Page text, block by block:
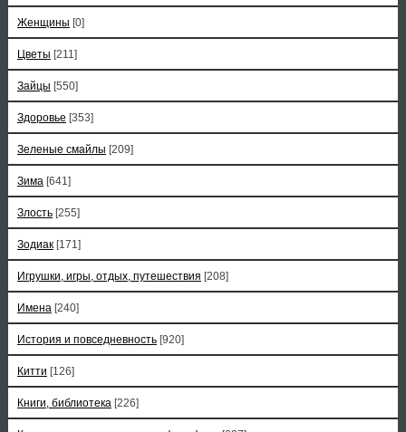
Женщины [0]
Цветы [211]
Зайцы [550]
Здоровье [353]
Зеленые смайлы [209]
Зима [641]
Злость [255]
Зодиак [171]
Игрушки, игры, отдых, путешествия [208]
Имена [240]
История и повседневность [920]
Китти [126]
Книги, библиотека [226]